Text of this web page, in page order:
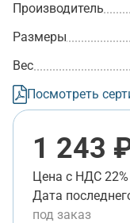
Производитель
Размеры
Вес
Посмотреть
1 243
Цена с НДС 22%
Дата
под заказ